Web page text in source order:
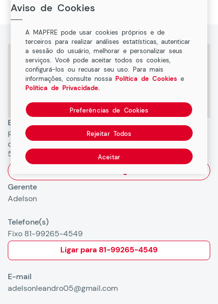
Endereço
Rua Comendador Miguel Gastao
de Oliveira, s/n Santa Luzia,
55641440, Gravata, PE
Gerente
Adelson
Telefone(s)
Fixo 81-99265-4549
Ligar para 81-99265-4549
E-mail
adelsonleandro05@gmail.com
Aviso de Cookies
A MAPFRE pode usar cookies próprios e de
terceiros para realizar análises estatísticas, autenticar
a sessão do usuário, melhorar e personalizar seus
serviços. Você pode aceitar todos os cookies,
configurá-los ou recusar seu uso. Para mais
informações, consulte nossa
Política de Cookies e
Política de Privacidade.
Preferências de Cookies
Rejeitar Todos
Aceitar